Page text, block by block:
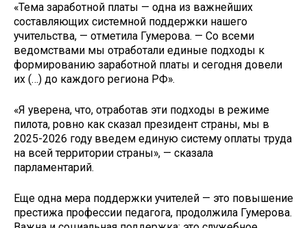
«Тема заработной платы — одна из важнейших
составляющих системной поддержки нашего
учительства, — отметила Гумерова. — Со всеми
ведомствами мы отработали единые подходы к
формированию заработной платы и сегодня довели
их (…) до каждого региона РФ».
«Я уверена, что, отработав эти подходы в режиме
пилота, ровно как сказал президент страны, мы в
2025-2026 году введем единую систему оплаты труда
на всей территории страны», — сказала
парламентарий.
Еще одна мера поддержки учителей — это повышение
престижа профессии педагога, продолжила Гумерова.